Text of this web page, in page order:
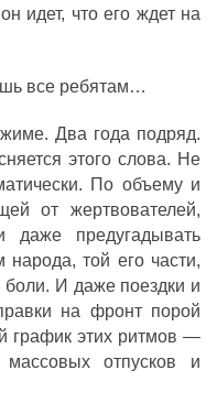
идет, что его ждет на
все ребятам…
Два года подряд.
этого слова. Не
По объему и
от жертвователей,
даже предугадывать
той его части,
И даже поездки и
на фронт порой
график этих ритмов —
отпусков и